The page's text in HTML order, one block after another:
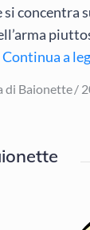
si concentra
Continua a
di Baionette